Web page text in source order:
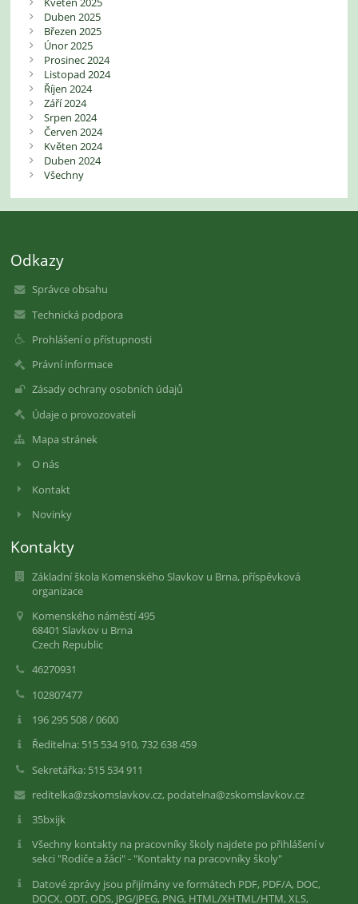
Duben 2025
Březen 2025
Únor 2025
Prosinec 2024
Listopad 2024
Říjen 2024
Září 2024
Srpen 2024
Červen 2024
Květen 2024
Duben 2024
Všechny
Odkazy
Správce obsahu
Technická podpora
Prohlášení o přístupnosti
Právní informace
Zásady ochrany osobních údajů
Údaje o provozovateli
Mapa stránek
O nás
Kontakt
Novinky
Kontakty
Základní škola Komenského Slavkov u Brna, příspěvková
organizace
Komenského náměstí 495
68401 Slavkov u Brna
Czech Republic
46270931
102807477
196 295 508 / 0600
Ředitelna: 515 534 910, 732 638 459
Sekretářka: 515 534 911
reditelka@zskomslavkov.cz, podatelna@zskomslavkov.cz
35bxijk
Všechny kontakty na pracovníky školy najdete po přihlášení v
sekci "Rodiče a žáci" - "Kontakty na pracovníky školy"
Datové zprávy jsou přijímány ve formátech PDF, PDF/A, DOC,
DOCX, ODT, ODS, JPG/JPEG, PNG, HTML/XHTML/HTM, XLS,